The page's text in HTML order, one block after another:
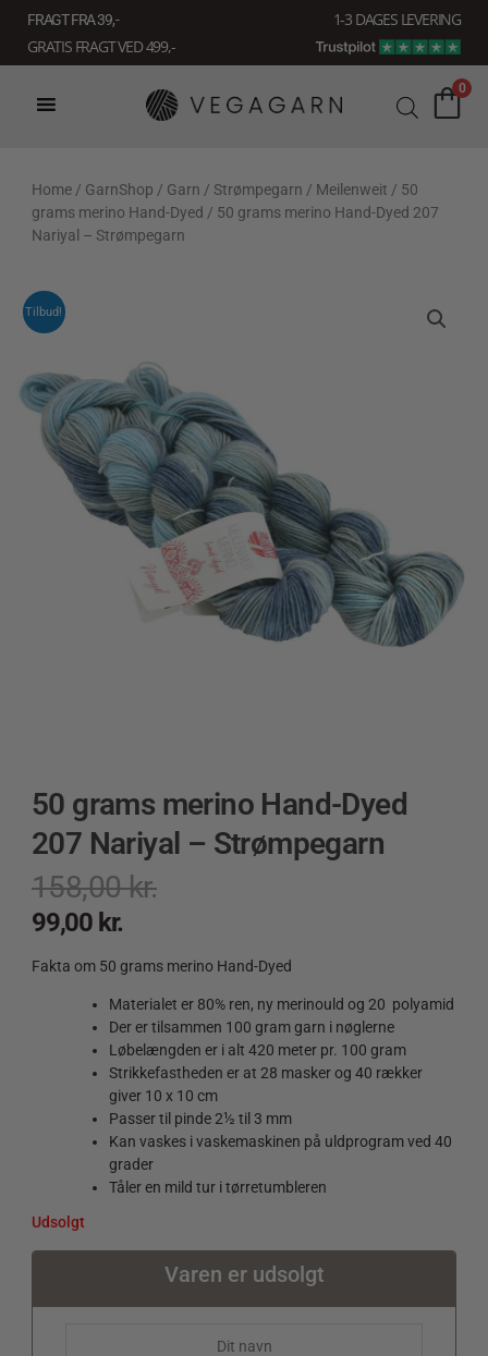
indholdet
FRAGT FRA 39, -
1-3 DAGES LEVERING
GRATIS FRAGT VED 499,-
0
Home / GarnShop / Garn / Strømpegarn / Meilenweit / 50
grams merino Hand-Dyed / 50 grams merino Hand-Dyed 207
Nariyal – Strømpegarn
Tilbud!
50 grams merino Hand-Dyed
207 Nariyal – Strømpegarn
158,00kr.
99,00 kr.
Fakta om 50 grams merino Hand-Dyed
Materialet er 80% ren, ny merinould og 20 polyamid
Der er tilsammen 100 gram garn i nøglerne
Løbelængden er i alt 420 meter pr. 100 gram
Strikkefastheden er at 28 masker og 40 rækker
giver 10 x 10 cm
Passer til pinde 2½ til 3 mm
Kan vaskes i vaskemaskinen på uldprogram ved 40
grader
Tåler en mild tur i tørretumbleren
Udsolgt
Varen er udsolgt